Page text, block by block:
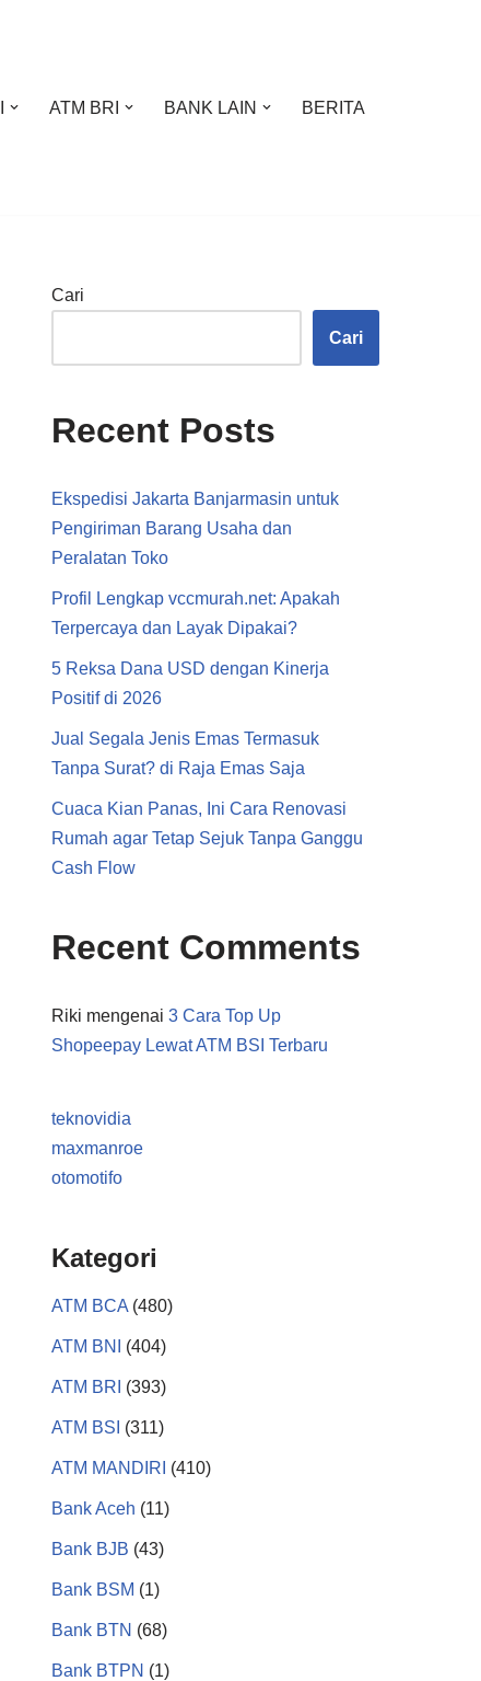
ATM BRI BANK LAIN BERITA
Cari
Cari
Recent Posts
Ekspedisi Jakarta Banjarmasin untuk
Pengiriman Barang Usaha dan
Peralatan Toko
Profil Lengkap vccmurah.net: Apakah
Terpercaya dan Layak Dipakai?
5 Reksa Dana USD dengan Kinerja
Positif di 2026
Jual Segala Jenis Emas Termasuk
Tanpa Surat? di Raja Emas Saja
Cuaca Kian Panas, Ini Cara Renovasi
Rumah agar Tetap Sejuk Tanpa Ganggu
Cash Flow
Recent Comments
Riki mengenai 3 Cara Top Up
Shopeepay Lewat ATM BSI Terbaru
teknovidia
maxmanroe
otomotifo
Kategori
ATM BCA (480)
ATM BNI (404)
ATM BRI (393)
ATM BSI (311)
ATM MANDIRI (410)
Bank Aceh (11)
Bank BJB (43)
Bank BSM (1)
Bank BTN (68)
Bank BTPN (1)